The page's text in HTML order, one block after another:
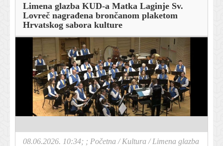
Limena glazba KUD-a Matka Laginje Sv.
Lovreč nagrađena brončanom plaketom
Hrvatskog sabora kulture
08.06.2026. 10:34; ; Početna /Kultura /Limena glazba